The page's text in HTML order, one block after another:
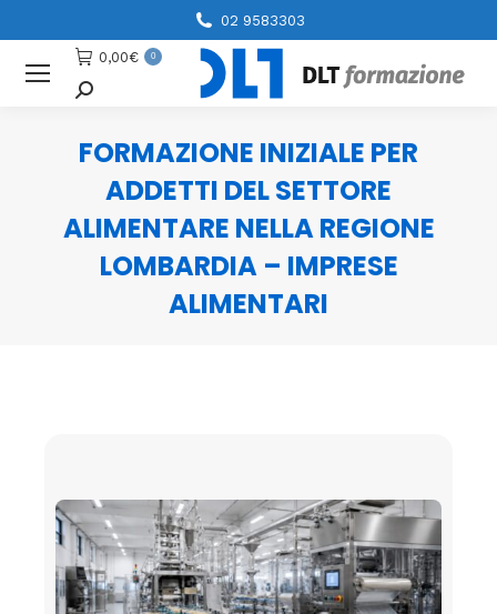
02 9583303
0,00€ 0
Cerca
FORMAZIONE INIZIALE PER
ADDETTI DEL SETTORE
ALIMENTARE NELLA REGIONE
LOMBARDIA – IMPRESE
ALIMENTARI